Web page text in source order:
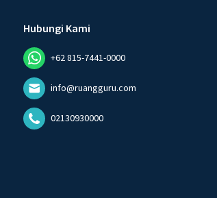
Hubungi Kami
+62 815-7441-0000
info@ruangguru.com
02130930000